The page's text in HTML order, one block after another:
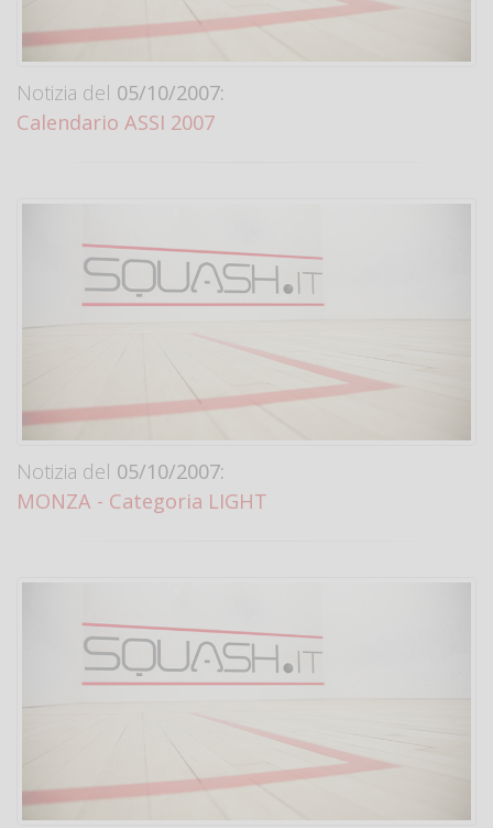
Notizia del 05/10/2007:
Calendario ASSI 2007
Notizia del 05/10/2007:
MONZA - Categoria LIGHT